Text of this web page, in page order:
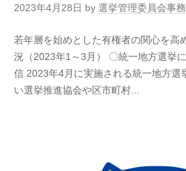
2023年4月28日 by 選挙管理委員会事
若年層を始めとした有権者の関心を高
況（2023年1～3月） 〇統一地方選挙
信 2023年4月に実施される統一地方選
い選挙推進協会や区市町村...